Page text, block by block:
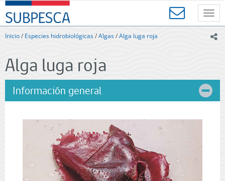
Contenido
principal
SUBPESCA
-
Subsecretaría
y
Acuicultura
-
Gobierno
de
Inicio/ Especies hidrobiológicas/Algas/Alga luga roja
Alga luga roja
Información general